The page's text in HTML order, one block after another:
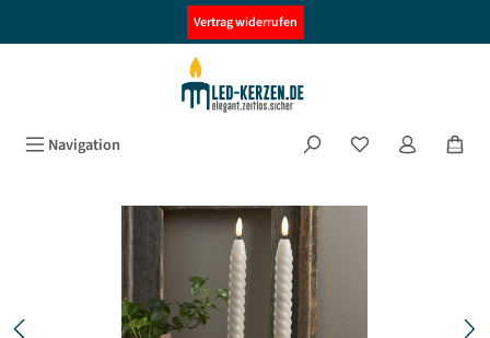
Vertrag widerrufen
Navigation
Bildergalerie überspringen